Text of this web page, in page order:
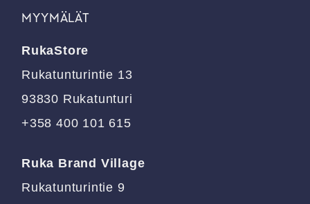
Voit
valinnat
sivulla.
MYYMÄLÄT
RukaStore
Rukatunturintie 13
93830 Rukatunturi
+358 400 101 615
Ruka Brand Village
Rukatunturintie 9